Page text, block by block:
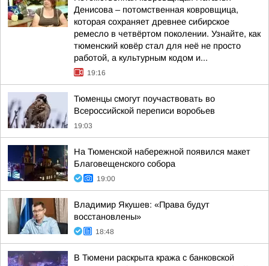
Денисова – потомственная ковровщица,
которая сохраняет древнее сибирское
ремесло в четвёртом поколении. Узнайте, как
тюменский ковёр стал для неё не просто
работой, а культурным кодом и...
19:16
Тюменцы смогут поучаствовать во
Всероссийской переписи воробьев
19:03
На Тюменской набережной появился макет
Благовещенского собора
19:00
Владимир Якушев: «Права будут
восстановлены»
18:48
В Тюмени раскрыта кража с банковской